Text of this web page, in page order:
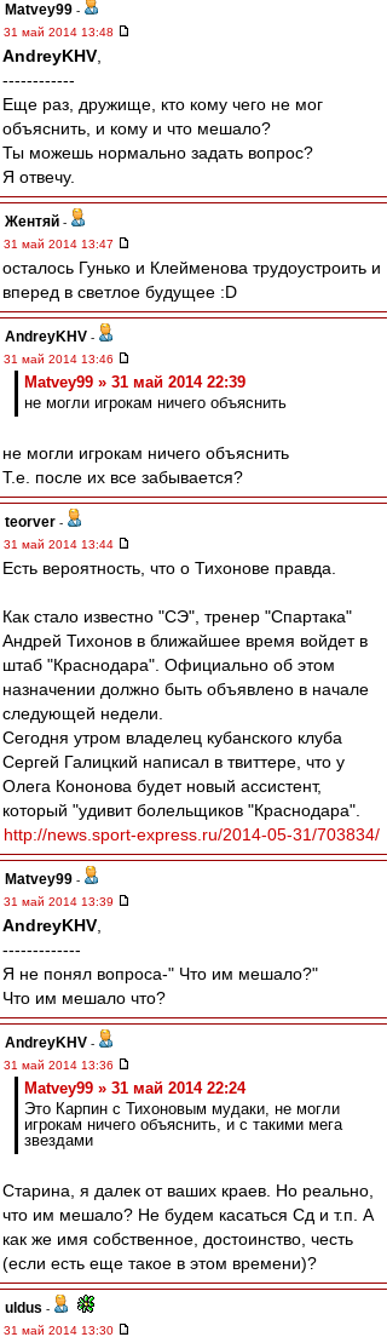
Matvey99 -
31 май 2014 13:48
AndreyKHV
------------
Еще раз, дружище, кто кому чего не мог
объяснить, и кому и что мешало?
Ты можешь нормально задать вопрос?
Я отвечу.
Жентяй -
31 май 2014 13:47
осталось Гунько и Клейменова трудоустроить и
вперед в светлое будущее :D
AndreyKHV -
31 май 2014 13:46
Matvey99 » 31 май 2014 22:39
не могли игрокам ничего объяснить
не могли игрокам ничего объяснить
Т.е. после их все забывается?
teorver -
31 май 2014 13:44
Есть вероятность, что о Тихонове правда.
Как стало известно "СЭ", тренер "Спартака"
Андрей Тихонов в ближайшее время войдет в
штаб "Краснодара". Официально об этом
назначении должно быть объявлено в начале
следующей недели.
Сегодня утром владелец кубанского клуба
Сергей Галицкий написал в твиттере, что у
Олега Кононова будет новый ассистент,
который "удивит болельщиков "Краснодара".
http://news.sport-express.ru/2014-05-31/703834/
Matvey99 -
31 май 2014 13:39
AndreyKHV
-------------
Я не понял вопроса-" Что им мешало?"
Что им мешало что?
AndreyKHV -
31 май 2014 13:36
Matvey99 » 31 май 2014 22:24
Это Карпин с Тихоновым мудаки, не могли
игрокам ничего объяснить, и с такими мега
звездами
Старина, я далек от ваших краев. Но реально,
что им мешало? Не будем касаться Сд и т.п. А
как же имя собственное, достоинство, честь
(если есть еще такое в этом времени)?
uldus -
31 май 2014 13:30